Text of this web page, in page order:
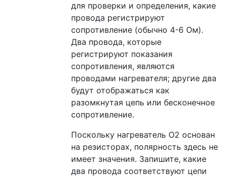
для проверки и определения, какие
провода регистрируют
сопротивление (обычно 4-6 Ом).
Два провода, которые
регистрируют показания
сопротивления, являются
проводами нагревателя; другие два
будут отображаться как
разомкнутая цепь или бесконечное
сопротивление.
Поскольку нагреватель O2 основан
на резисторах, полярность здесь не
имеет значения. Запишите, какие
два провода соответствуют цепи